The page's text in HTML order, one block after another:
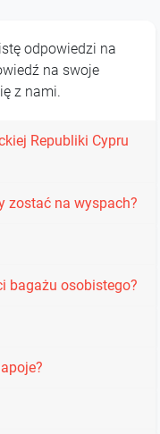
odpowiedzi na
na swoje
z nami.
Republiki Cypru
zostać na wyspach?
bagażu osobistego?